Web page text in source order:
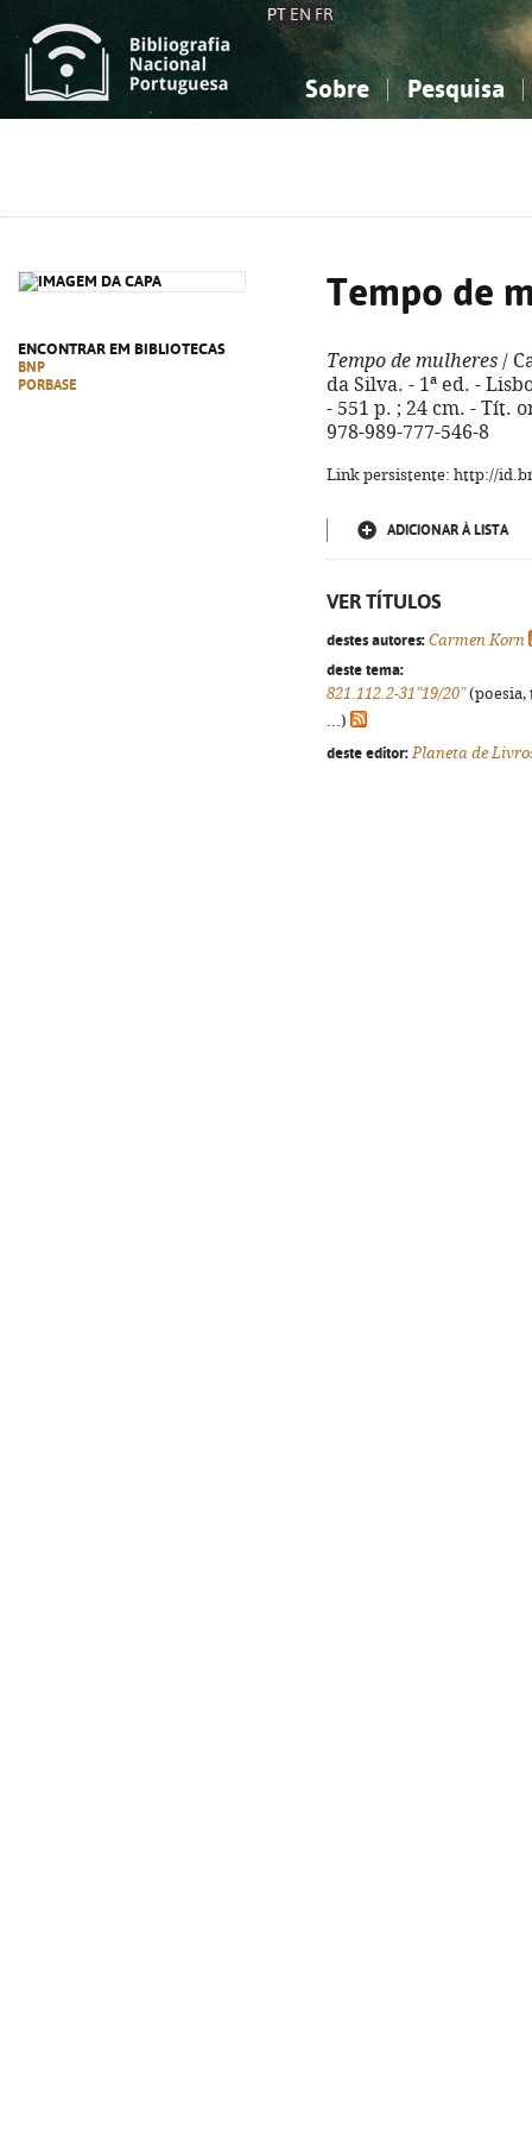
PT EN FR
Sobre Pesquisa
ENCONTRAR EM BIBLIOTECAS
BNP
PORBASE
Tempo de
Tempo de mulheres /
da Silva. - 1ª ed. -
- 551 p. ; 24 cm. - Tít.
978-989-777-546-8
Link persistente: http://
ADICIONAR À LISTA
VER TÍTULOS
destes autores: Carmen Korn
deste tema:
821.112.2-31"19/20"(poesia,
...)
deste editor: Planeta de